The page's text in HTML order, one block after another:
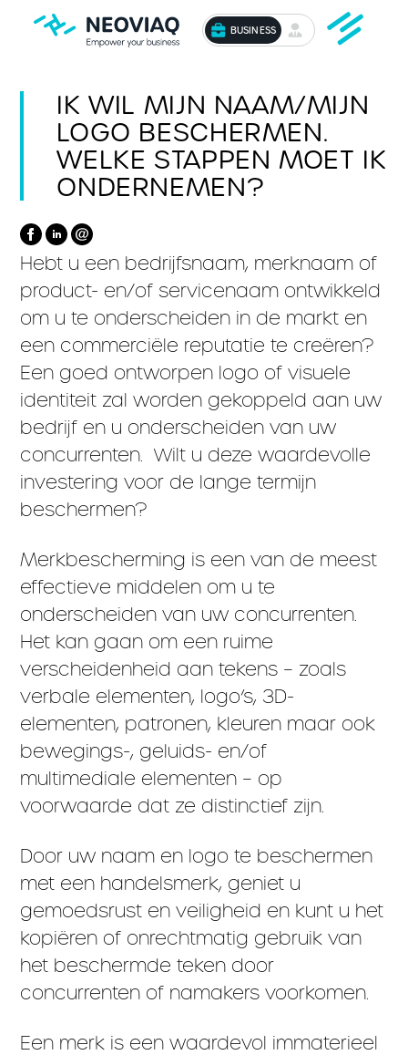
BUSINESS
IK WIL MIJN NAAM/MIJN
LOGO BESCHERMEN.
WELKE STAPPEN MOET IK
ONDERNEMEN?
Hebt u een bedrijfsnaam, merknaam of
product- en/of servicenaam ontwikkeld
om u te onderscheiden in de markt en
een commerciële reputatie te creëren?
Een goed ontworpen logo of visuele
identiteit zal worden gekoppeld aan uw
bedrijf en u onderscheiden van uw
concurrenten. Wilt u deze waardevolle
investering voor de lange termijn
beschermen?
Merkbescherming is een van de meest
effectieve middelen om u te
onderscheiden van uw concurrenten.
Het kan gaan om een ruime
verscheidenheid aan tekens – zoals
verbale elementen, logo’s, 3D-
elementen, patronen, kleuren maar ook
bewegings-, geluids- en/of
multimediale elementen – op
voorwaarde dat ze distinctief zijn.
Door uw naam en logo te beschermen
met een handelsmerk, geniet u
gemoedsrust en veiligheid en kunt u het
kopiëren of onrechtmatig gebruik van
het beschermde teken door
concurrenten of namakers voorkomen.
Een merk is een waardevol immaterieel